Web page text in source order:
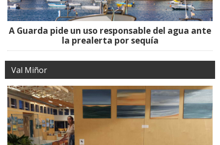
A Guarda pide un uso responsable del agua ante
la prealerta por sequía
Val Miñor